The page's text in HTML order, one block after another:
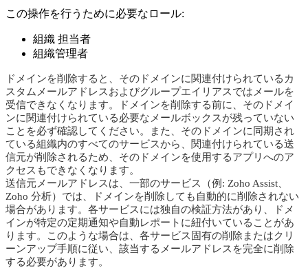
この操作を行うために必要なロール:
組織 担当者
組織管理者
ドメインを削除すると、そのドメインに関連付けられているカ
スタムメールアドレスおよびグループエイリアスではメールを
受信できなくなります。ドメインを削除する前に、そのドメイ
ンに関連付けられている必要なメールボックスが残っていない
ことを必ず確認してください。また、そのドメインに同期され
ている組織内のすべてのサービスから、関連付けられている送
信元が削除されるため、そのドメインを使用するアプリへのア
クセスもできなくなります。
送信元メールアドレスは、一部のサービス（例: Zoho Assist、
Zoho 分析）では、ドメインを削除しても自動的に削除されない
場合があります。各サービスには独自の検証方法があり、ドメ
インが特定の定期通知や自動レポートに紐付いていることがあ
ります。このような場合は、各サービス固有の削除またはクリ
ーンアップ手順に従い、該当するメールアドレスを完全に削除
する必要があります。